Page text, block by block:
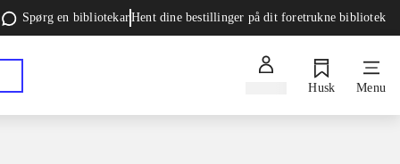
Spørg en bibliotekarHent dine bestillinger på dit foretrukne bibliotek
Husk Menu